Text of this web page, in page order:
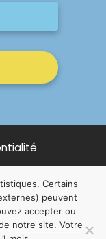
NOUS, Ouvert,
Certains
peuvent
accepter ou
notre site. Votre